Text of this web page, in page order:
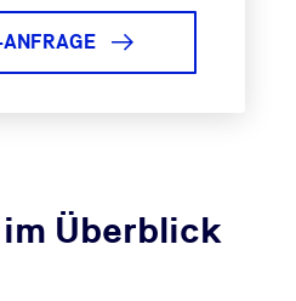
Überblick